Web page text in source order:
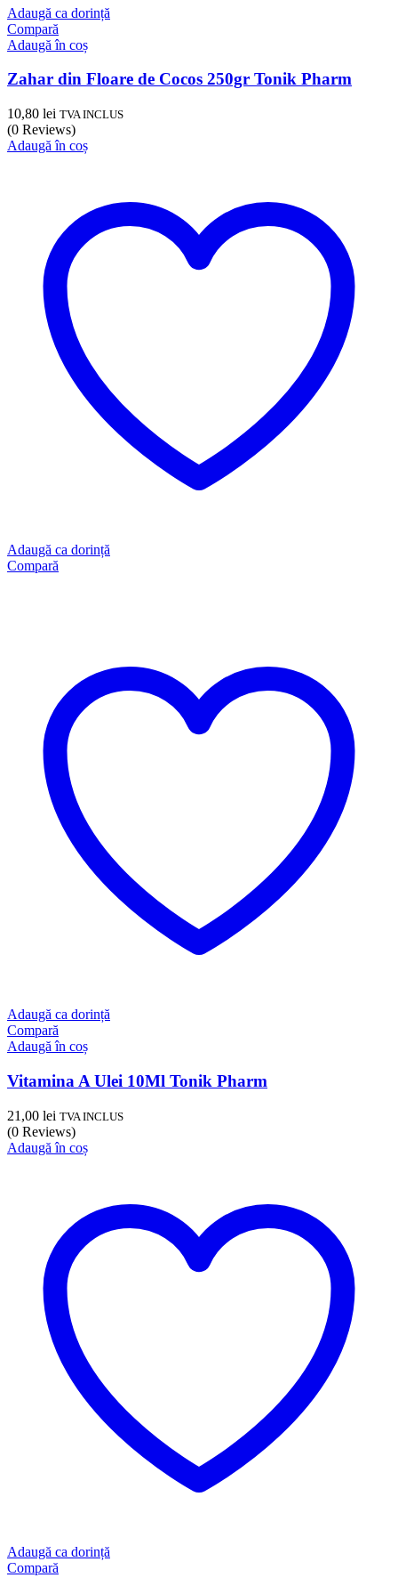
Adaugă ca dorință
Compară
Adaugă în coș
Zahar din Floare de Cocos 250gr Tonik Pharm
10,80 lei TVA INCLUS
(0 Reviews)
Adaugă în coș
Adaugă ca dorință
Compară
Adaugă ca dorință
Compară
Adaugă în coș
Vitamina A Ulei 10Ml Tonik Pharm
21,00 lei TVA INCLUS
(0 Reviews)
Adaugă în coș
Adaugă ca dorință
Compară